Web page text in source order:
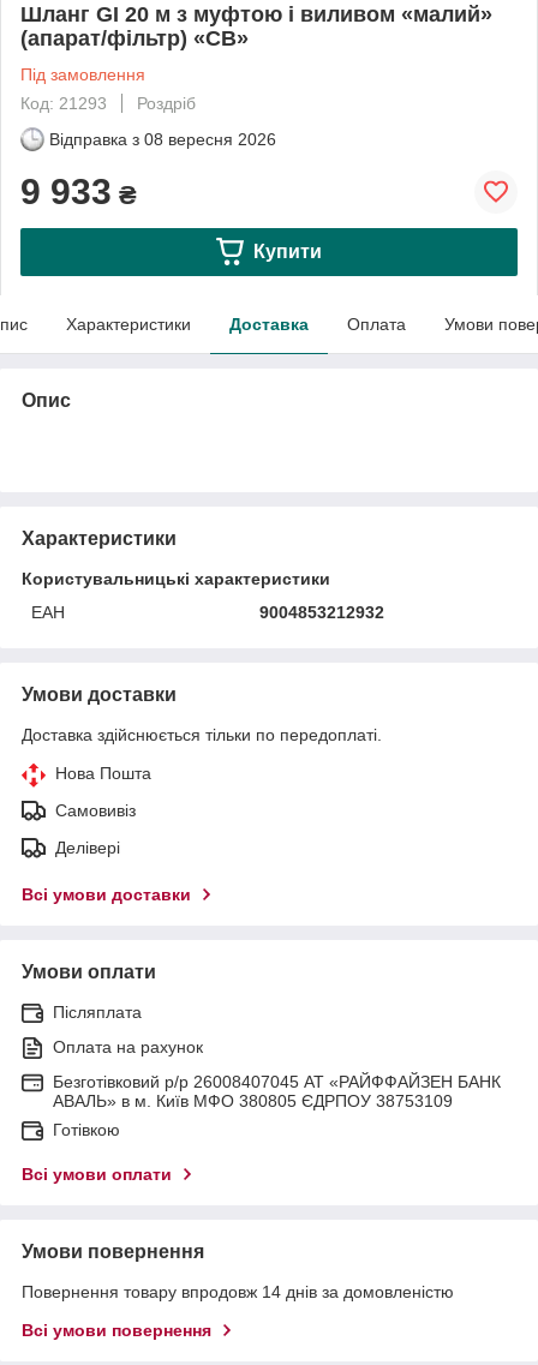
Шланг GI 20 м з муфтою і виливом «малий»
(апарат/фільтр) «CB»
Під замовлення
Код: 21293
Роздріб
Відправка з 08 вересня 2026
9 933 ₴
Купити
Характеристики Доставка Оплата Умови
Опис
Характеристики
Користувальницькі характеристики
ЕАН
9004853212932
Умови доставки
Доставка здійснюється тільки по передоплаті.
Нова Пошта
Самовивіз
Делівері
Всі умови доставки
Умови оплати
Післяплата
Оплата на рахунок
Безготівковий р/р 26008407045 АТ «РАЙФФАЙЗЕН БАНК
АВАЛЬ» в м. Київ МФО 380805 ЄДРПОУ 38753109
Готівкою
Всі умови оплати
Умови повернення
Повернення товару впродовж 14 днів за домовленістю
Всі умови повернення